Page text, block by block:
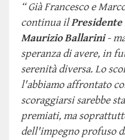
“ Già Francesco e
continua ilPresidente
Maurizio Ballarini-
speranza di avere, in
serenità diversa. Lo
l'abbiamo affrontato
scoraggiarsi sarebbe
premiati, ma
dell'impegno profuso